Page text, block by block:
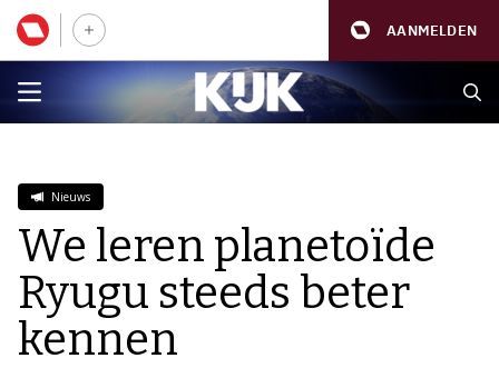
AANMELDEN
Nieuws
We leren planetoïde
Ryugu steeds beter
kennen